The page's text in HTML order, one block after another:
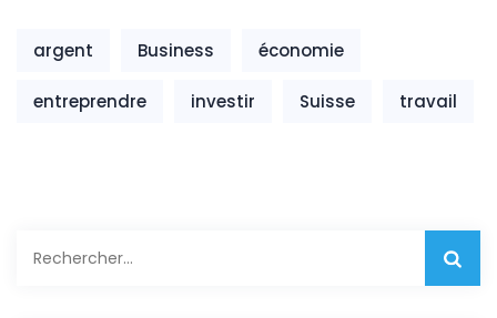
argent Business économie
entreprendre investir Suisse travail